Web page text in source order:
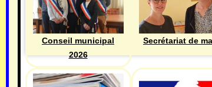
Conseil municipal
2026
Secrétariat de